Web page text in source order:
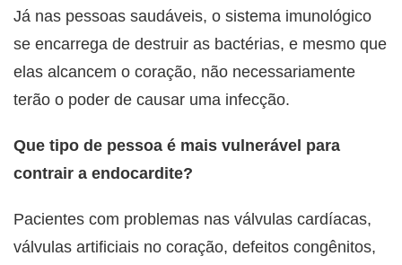
Já nas pessoas saudáveis, o sistema imunológico
se encarrega de destruir as bactérias, e mesmo que
elas alcancem o coração, não necessariamente
terão o poder de causar uma infecção.
Que tipo de pessoa é mais vulnerável para
contrair a endocardite?
Pacientes com problemas nas válvulas cardíacas,
válvulas artificiais no coração, defeitos congênitos,